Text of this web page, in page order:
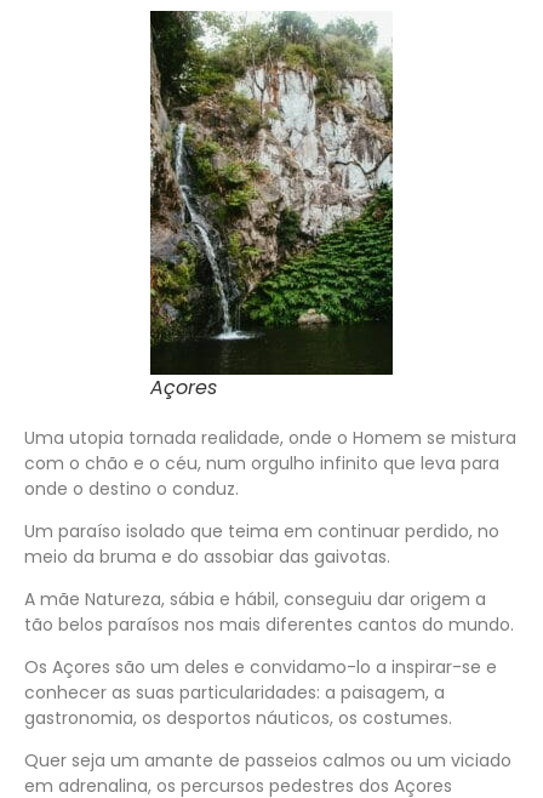
Açores
Uma utopia tornada realidade, onde o Homem se mistura
com o chão e o céu, num orgulho infinito que leva para
onde o destino o conduz.
Um paraíso isolado que teima em continuar perdido, no
meio da bruma e do assobiar das gaivotas.
A mãe Natureza, sábia e hábil, conseguiu dar origem a
tão belos paraísos nos mais diferentes cantos do mundo.
Os Açores são um deles e convidamo-lo a inspirar-se e
conhecer as suas particularidades: a paisagem, a
gastronomia, os desportos náuticos, os costumes.
Quer seja um amante de passeios calmos ou um viciado
em adrenalina, os percursos pedestres dos Açores